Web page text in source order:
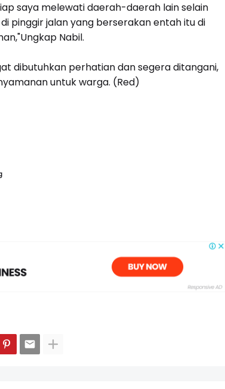
saya melewati daerah-daerah lain selain
pinggir jalan yang berserakan entah itu di
Nabil.
dibutuhkan perhatian dan segera ditangani,
untuk warga. (Red)